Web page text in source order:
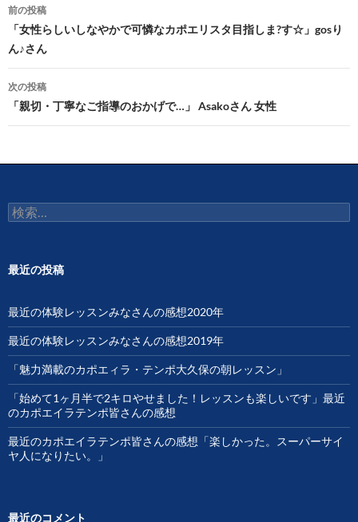
稿
ナ
ビ
ゲ
シ
ョ
ン
前の投稿
「女性らしいしなやかで可憐なカポエリスタ目指しま?す☆」gosり
ん♪さん
次の投稿
「親切・丁寧なご指導のおかげで…」 Asakoさん 女性
検
索:
最近の投稿
最近の体験レッスンみなさんの感想2020年
最近の体験レッスンみなさんの感想2019年
「魅力満載のカポエィラ・テンポ大久保の朝レッスン」
「始めて1ヶ月半で2キロやせました！レッスンも楽しいです」最近
のカポエイラテンポ皆さんの感想
最近のカポエイラテンポ皆さんの感想「楽しかった。スーパーサイ
ヤ人になりたい。」
最近のコメント